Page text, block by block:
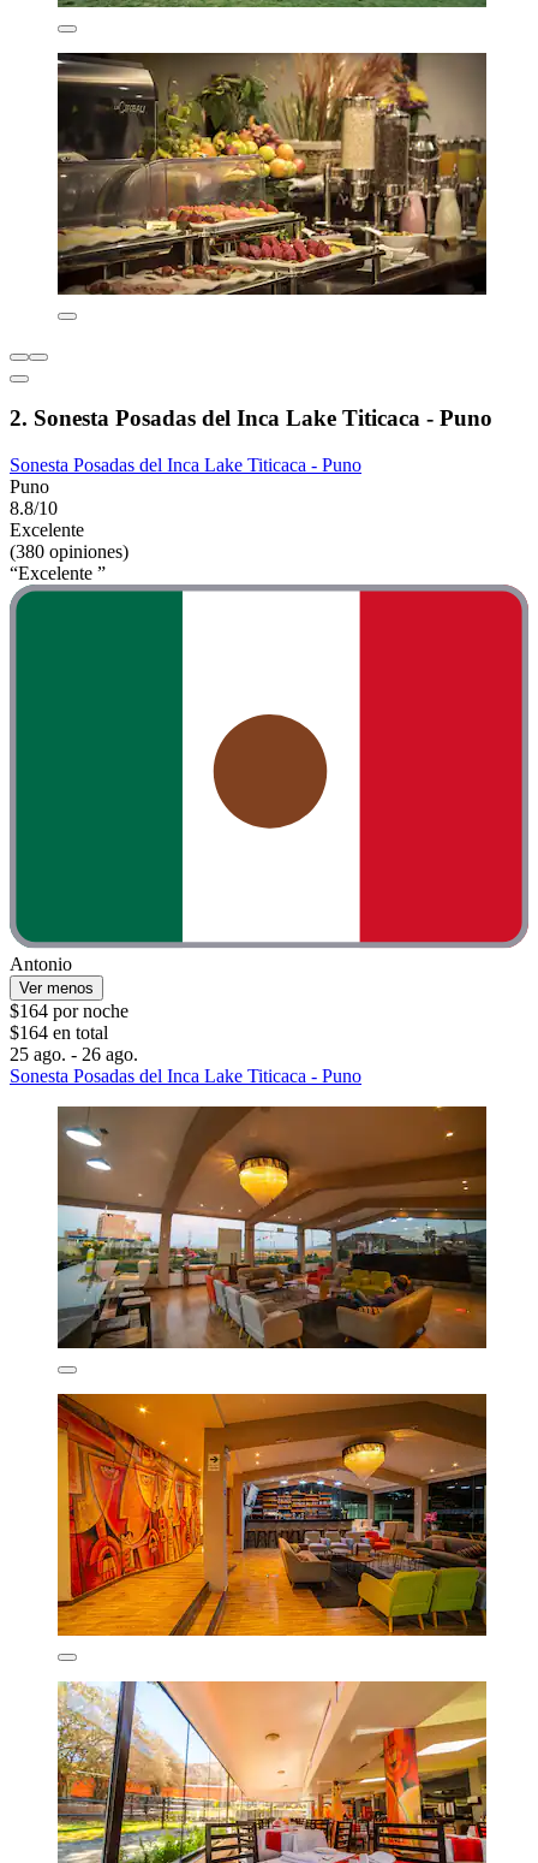
2. Sonesta Posadas del Inca Lake Titicaca - Puno
Sonesta Posadas del Inca Lake Titicaca - Puno
Puno
8.8/10
Excelente
(380 opiniones)
“Excelente ”
Antonio
Ver menos
$164 por noche
$164 en total
25 ago. - 26 ago.
Sonesta Posadas del Inca Lake Titicaca - Puno